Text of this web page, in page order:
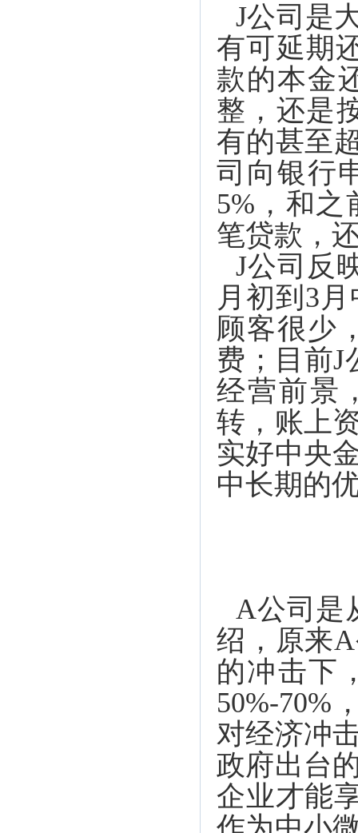
J公司是
有可延期
款的本金
整，还是
有的甚至
司向银行
5%，和
笔贷款，
J公司反
月初到3
顾客很少
费；目前J
经营前景
转，账上
实好中央
中长期的
A公司是
绍，原来
的冲击下
50%-70%
对经济冲
政府出台
企业才能